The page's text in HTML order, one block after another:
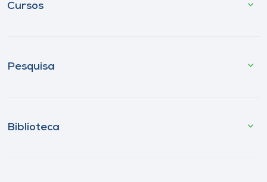
Cursos
Pesquisa
Biblioteca